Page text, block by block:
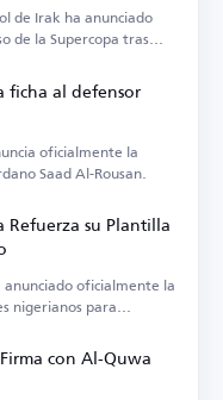
de Irak ha anunciado
de la Supercopa tras
ficha al defensor
oficialmente la
Saad Al-Rousan.
su Plantilla
oficialmente la
nigerianos para
con Al-Quwa